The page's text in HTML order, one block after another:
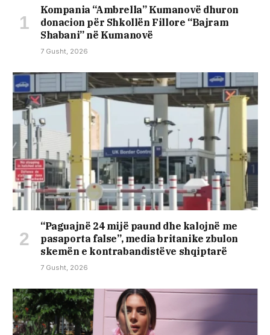
Kompania “Ambrella” Kumanovë dhuron
donacion për Shkollën Fillore “Bajram
Shabani” në Kumanovë
7 Gusht, 2026
“Paguajnë 24 mijë paund dhe kalojnë me
pasaporta false”, media britanike zbulon
skemën e kontrabandistëve shqiptarë
7 Gusht, 2026